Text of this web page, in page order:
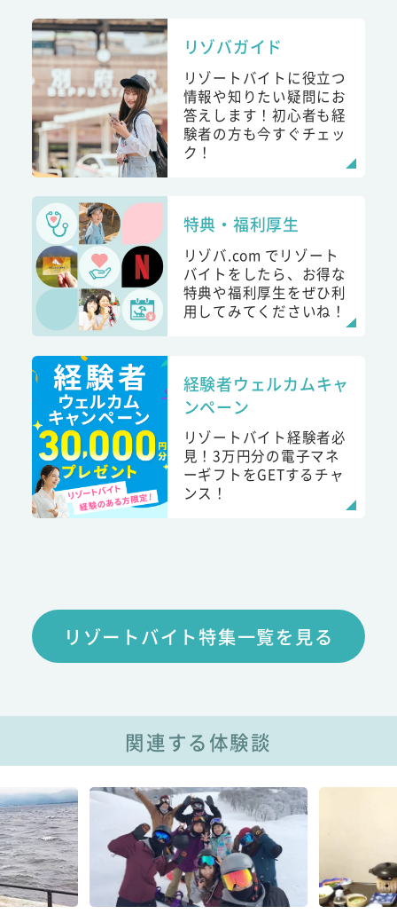
リゾバガイド
リゾートバイトに役立つ
情報や知りたい疑問にお
答えします！初心者も経
験者の方も今すぐチェッ
ク！
特典・福利厚生
リゾバ.com でリゾート
バイトをしたら、お得な
特典や福利厚生をぜひ利
用してみてくださいね！
経験者ウェルカムキャ
ンペーン
リゾートバイト経験者必
見！3万円分の電子マネ
ーギフトをGETするチャ
ンス！
リゾートバイト特集一覧を見る
関連する体験談